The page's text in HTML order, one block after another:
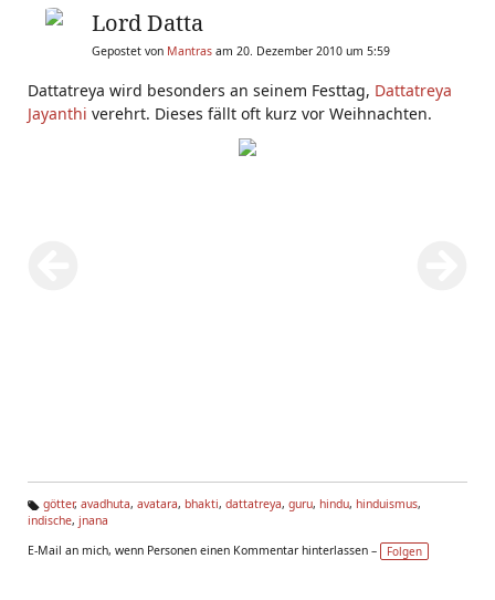
Lord Datta
Gepostet von Mantras am 20. Dezember 2010 um 5:59
Dattatreya wird besonders an seinem Festtag, Dattatreya
Jayanthi verehrt. Dieses fällt oft kurz vor Weihnachten.
Ta
s:
götter, avadhuta, avatara, bhakti, dattatreya, guru, hindu, hinduismus,
indische, jnana
E-Mail an mich, wenn Personen einen Kommentar hinterlassen –
Folgen